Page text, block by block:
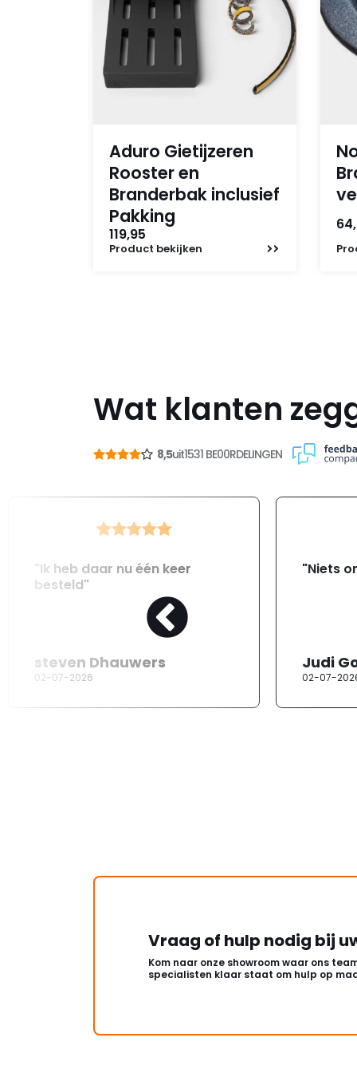
Vivo 80 Pellet Comfort Air – 2012
Vivo 80 Pellet Hydro
Vivo 85 Pellet Hydro
Yari AIR
Yari MULTIAIR
Aduro Gietijzeren
Rooster en
Branderbak inclusief
Pakking
119,95
Product bekijken
Wat klanten
8,5uit1531 BE00RDELINGEN
"Ik heb daar nu één keer
besteld"
steven Dhauwers
02-07-2026
"Niets
Judi
02-07-
Vraag of hulp nodig bij
Kom naar onze showroom waar ons
specialisten klaar staat om hulp op